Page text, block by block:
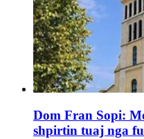
Dom Fran Sopi:
shpirtin tuaj nga